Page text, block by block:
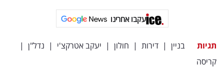
עקבו אחרינו
תגיות בניין | דירות | חולון | יעקב אטרקצ'י | נדל"ן |
קריסה